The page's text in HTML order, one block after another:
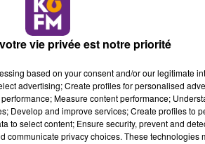
comprenant 76 points de charge
département hors métropole. Dès
pour couvrir les dépenses
élus à faire évoluer la tarification
verse chaque année au budget
des recettes) car le budget global
vie privée est notre priorité
based on your consent and/or our legitimate
advertising; Create profiles for personalised
Measure content performance;
Develop and improve services; Create profiles to
to select content; Ensure security, prevent and
communicate privacy choices. These technologies